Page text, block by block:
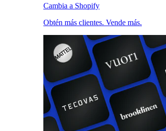
Cambia a Shopify
Obtén más clientes. Vende más.